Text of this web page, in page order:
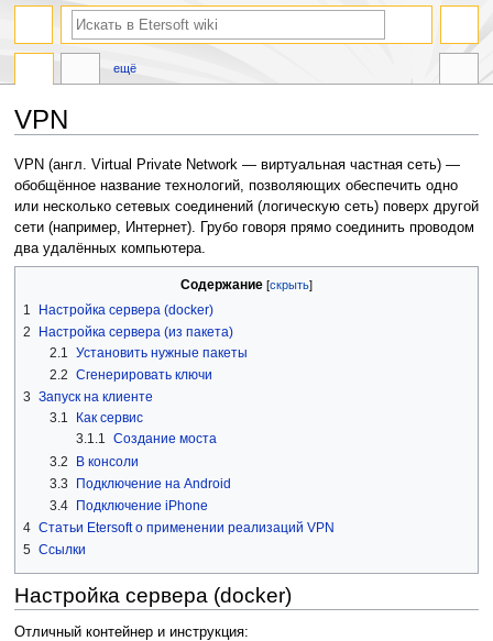
VPN
Перейти
к
навигации
Перейти
к
поиску
VPN (англ. Virtual Private Network — виртуальная частная сеть) —
обобщённое название технологий, позволяющих обеспечить одно
или несколько сетевых соединений (логическую сеть) поверх другой
сети (например, Интернет). Грубо говоря прямо соединить проводом
два удалённых компьютера.
Содержание
1
Настройка сервера (docker)
2
Настройка сервера (из пакета)
2.1 Установить нужные пакеты
2.2 Сгенерировать ключи
3 Запуск на клиенте
3.1
Как сервис
3.1.1 Создание моста
3.2
В консоли
3.3
Подключение на Android
3.4
Подключение iPhone
4 Статьи Etersoft о применении реализаций VPN
5 Ссылки
Настройка сервера (docker)
Отличный контейнер и инструкция:
ещё